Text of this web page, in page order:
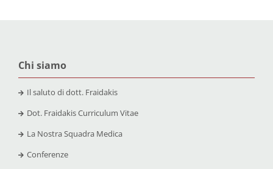
Chi siamo
Il saluto di dott. Fraidakis
Dot. Fraidakis Curriculum Vitae
La Nostra Squadra Medica
Conferenze